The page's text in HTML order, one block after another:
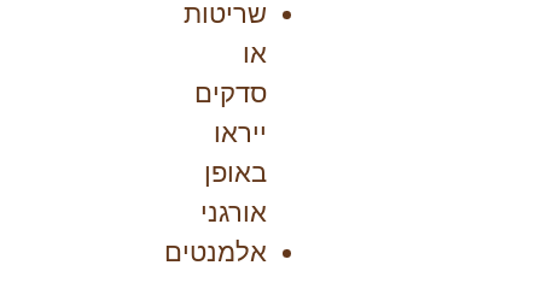
שריטות
או
סדקים
ייראו
באופן
אורגני
אלמנטים